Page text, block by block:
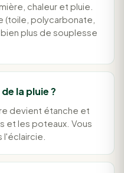
chaleur et pluie.
(toile, polycarbonate,
plus de souplesse
la pluie ?
devient étanche et
et les poteaux. Vous